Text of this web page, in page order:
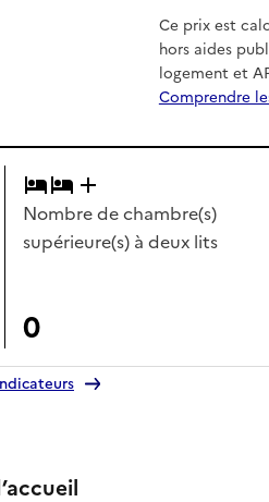
Ce prix est
hors aides
logement et
Comprendre
Nombre de chambre(s)
supérieure(s) à deux lits
0